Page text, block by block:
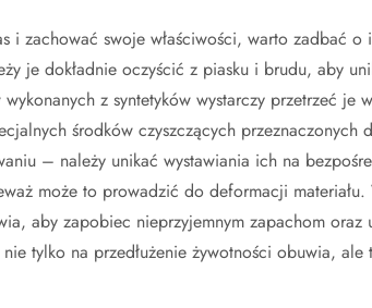
i zachować swoje właściwości, warto zadbać
je dokładnie oczyścić z piasku i brudu, aby
z syntetyków wystarczy przetrzeć je
środków czyszczących przeznaczonych
– należy unikać wystawiania ich na
może to prowadzić do deformacji materiału.
aby zapobiec nieprzyjemnym zapachom oraz
tylko na przedłużenie żywotności obuwia, ale